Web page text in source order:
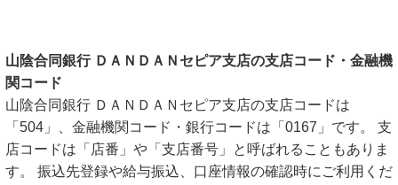
山陰合同銀行 ＤＡＮＤＡＮセピア支店の支店コード・金融機
関コード
山陰合同銀行 ＤＡＮＤＡＮセピア支店の支店コードは
「504」、金融機関コード・銀行コードは「0167」です。 支
店コードは「店番」や「支店番号」と呼ばれることもありま
す。 振込先登録や給与振込、口座情報の確認時にご利用くだ